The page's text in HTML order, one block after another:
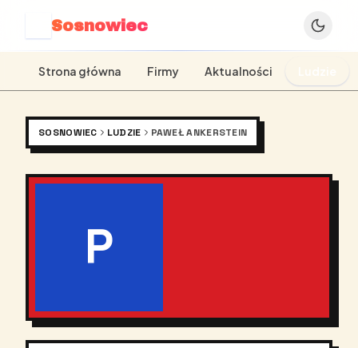
Sosnowiec
Strona główna Firmy Aktualności
SOSNOWIEC LUDZIE PAWEŁ ANKERSTEIN
P